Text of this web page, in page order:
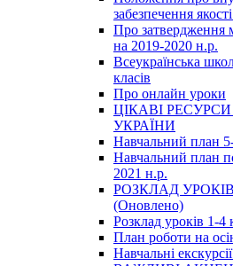
забезпечення
Про затвердження
на 2019-2020 н.р.
Всеукраїнська
класів
Про онлайн уроки
ЦІКАВІ
УКРАЇНИ
Навчальний план
Навчальний план
2021 н.р.
РОЗКЛАД
(Оновлено)
Розклад уроків 1-
План роботи на
Навчальні